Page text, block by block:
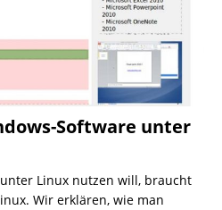
Software unter
Linux nutzen will, braucht
Wir erklären, wie man